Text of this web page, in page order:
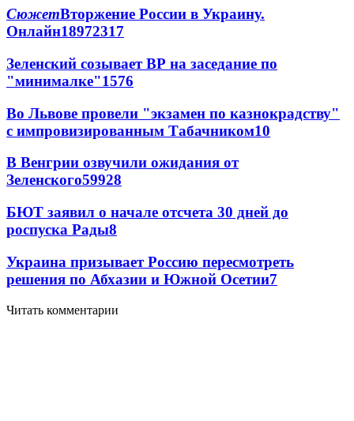
СюжетВторжение России в Украину.
Онлайн18972317
Зеленский созывает ВР на заседание по
"минималке"1576
Во Львове провели "экзамен по казнокрадству"
с импровизированным Табачником10
В Венгрии озвучили ожидания от
Зеленского59928
БЮТ заявил о начале отсчета 30 дней до
роспуска Рады8
Украина призывает Россию пересмотреть
решения по Абхазии и Южной Осетии7
Читать комментарии